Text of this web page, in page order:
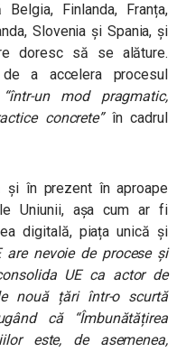
Finlanda, Franța,
Slovenia și Spania, și
doresc să se alăture.
a accelera procesul
“într-un mod pragmatic,
concrete”în cadrul
și în prezent în aproape
Uniunii, așa cum ar fi
digitală, piața unică și
are nevoie de procese și
UE ca actor de
nouă țări într-o scurtă
că
“Îmbunătățirea
este, de asemenea,